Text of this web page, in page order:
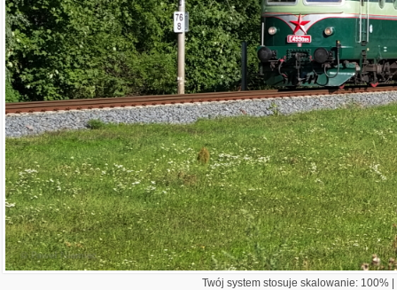
Twój system stosuje skalowanie: 100%